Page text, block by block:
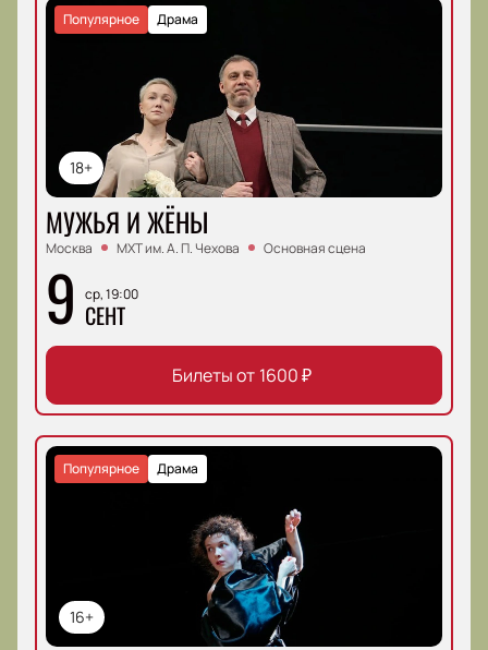
18+
Драма
Популярное
МУЖЬЯ И ЖЁНЫ
Москва МХТ им. А. П. Чехова Основная сцена
9 ср, 19:00
СЕНТ
Билеты от 1600₽
16+
Драма
Популярное